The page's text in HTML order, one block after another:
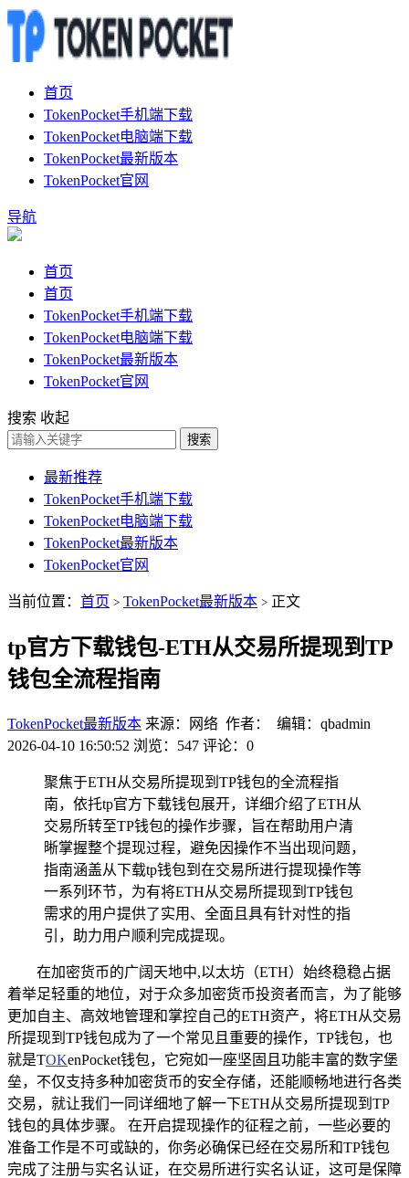
首页
TokenPocket手机端下载
TokenPocket电脑端下载
TokenPocket最新版本
TokenPocket官网
导航
首页
首页
TokenPocket手机端下载
TokenPocket电脑端下载
TokenPocket最新版本
TokenPocket官网
搜索 收起
搜索
最新推荐
TokenPocket手机端下载
TokenPocket电脑端下载
TokenPocket最新版本
TokenPocket官网
当前位置： 首页 > TokenPocket最新版本 > 正文
tp官方下载钱包-ETH从交易所提现到TP
钱包全流程指南
TokenPocket最新版本 来源：网络 作者： 编辑：qbadmin
2026-04-10 16:50:52 浏览：547 评论：0
聚焦于ETH从交易所提现到TP钱包的全流程指
南，依托tp官方下载钱包展开，详细介绍了ETH从
交易所转至TP钱包的操作步骤，旨在帮助用户清
晰掌握整个提现过程，避免因操作不当出现问题，
指南涵盖从下载tp钱包到在交易所进行提现操作等
一系列环节，为有将ETH从交易所提现到TP钱包
需求的用户提供了实用、全面且具有针对性的指
引，助力用户顺利完成提现。
在加密货币的广阔天地中,以太坊（ETH）始终稳稳占据
着举足轻重的地位，对于众多加密货币投资者而言，为了能够
更加自主、高效地管理和掌控自己的ETH资产，将ETH从交易
所提现到TP钱包成为了一个常见且重要的操作，TP钱包，也
就是TOKenPocket钱包，它宛如一座坚固且功能丰富的数字堡
垒，不仅支持多种加密货币的安全存储，还能顺畅地进行各类
交易，就让我们一同详细地了解一下ETH从交易所提现到TP
钱包的具体步骤。 在开启提现操作的征程之前，一些必要的
准备工作是不可或缺的，你务必确保已经在交易所和TP钱包
完成了注册与实名认证，在交易所进行实名认证，这可是保障